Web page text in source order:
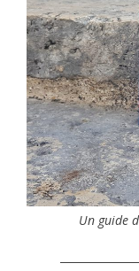
Un guide